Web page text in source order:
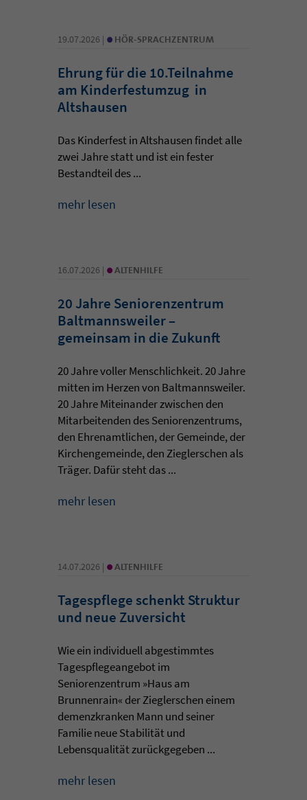
19.07.2026 | • HÖR-SPRACHZENTRUM
Ehrung für die 10.Teilnahme
am Kinderfestumzug in
Altshausen
Das Kinderfest in Altshausen findet alle
zwei Jahre statt und ist ein fester
Bestandteil des ...
mehr lesen
16.07.2026 | • ALTENHILFE
20 Jahre Seniorenzentrum
Baltmannsweiler –
gemeinsam in die Zukunft
20 Jahre voller Menschlichkeit. 20 Jahre
mitten im Herzen von Baltmannsweiler.
20 Jahre Miteinander zwischen den
Mitarbeitenden des Seniorenzentrums,
den Ehrenamtlichen, der Gemeinde, der
Kirchengemeinde, den Zieglerschen als
Träger. Dafür steht das ...
mehr lesen
14.07.2026 | • ALTENHILFE
Tagespflege schenkt Struktur
und neue Zuversicht
Wie ein individuell abgestimmtes
Tagespflegeangebot im
Seniorenzentrum »Haus am
Brunnenrain« der Zieglerschen einem
demenzkranken Mann und seiner
Familie neue Stabilität und
Lebensqualität zurückgegeben ...
mehr lesen